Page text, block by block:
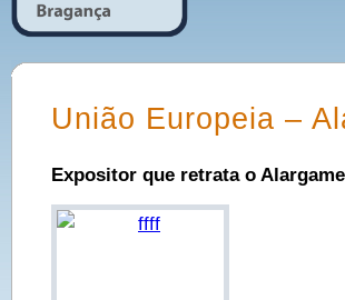
União Europeia –
Expositor que retrata o